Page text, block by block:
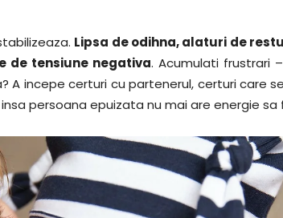
Lipsa de odihna, alaturi de
de tensiune negativa. Acumulati frustrari
A incepe certuri cu partenerul, certuri care
persoana epuizata nu mai are energie sa